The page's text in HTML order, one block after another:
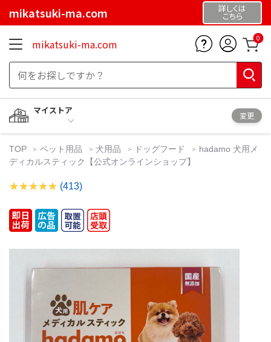
mikatsuki-ma.com 詳しくは
こちら
mikatsuki-ma.com 0
マイストア
変更
TOP ペット用品 犬用品 ドッグフード
hadamo 犬用メ
ディカルスティック【公式オンラインショップ】
(413)